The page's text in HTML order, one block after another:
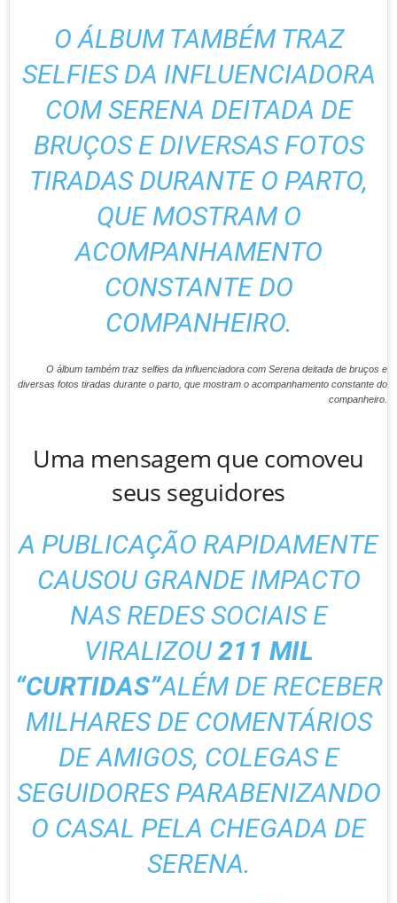
O ÁLBUM TAMBÉM TRAZ
SELFIES DA INFLUENCIADORA
COM SERENA DEITADA DE
BRUÇOS E DIVERSAS FOTOS
TIRADAS DURANTE O PARTO,
QUE MOSTRAM O
ACOMPANHAMENTO
CONSTANTE DO
COMPANHEIRO.
O álbum também traz selfies da influenciadora com Serena deitada de bruços e
diversas fotos tiradas durante o parto, que mostram o acompanhamento constante do
companheiro.
Uma mensagem que comoveu
seus seguidores
A PUBLICAÇÃO RAPIDAMENTE
CAUSOU GRANDE IMPACTO
NAS REDES SOCIAIS E
VIRALIZOU 211 MIL
“CURTIDAS”ALÉM DE RECEBER
MILHARES DE COMENTÁRIOS
DE AMIGOS, COLEGAS E
SEGUIDORES PARABENIZANDO
O CASAL PELA CHEGADA DE
SERENA.